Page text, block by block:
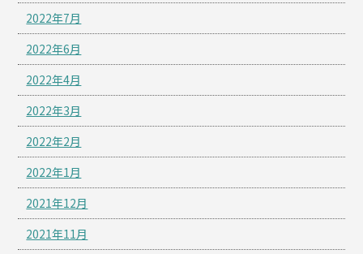
2022年7月
2022年6月
2022年4月
2022年3月
2022年2月
2022年1月
2021年12月
2021年11月